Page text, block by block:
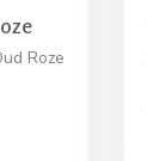
Roze